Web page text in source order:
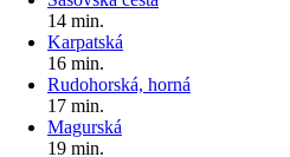
14 min.
Karpatská
16 min.
Rudohorská, horná
17 min.
Magurská
19 min.